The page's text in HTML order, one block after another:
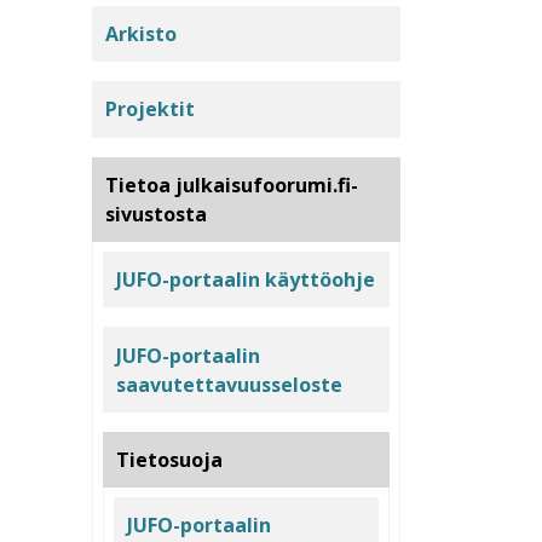
Arkisto
Projektit
Tietoa julkaisufoorumi.fi-
sivustosta
JUFO-portaalin käyttöohje
JUFO-portaalin
saavutettavuusseloste
Tietosuoja
JUFO-portaalin